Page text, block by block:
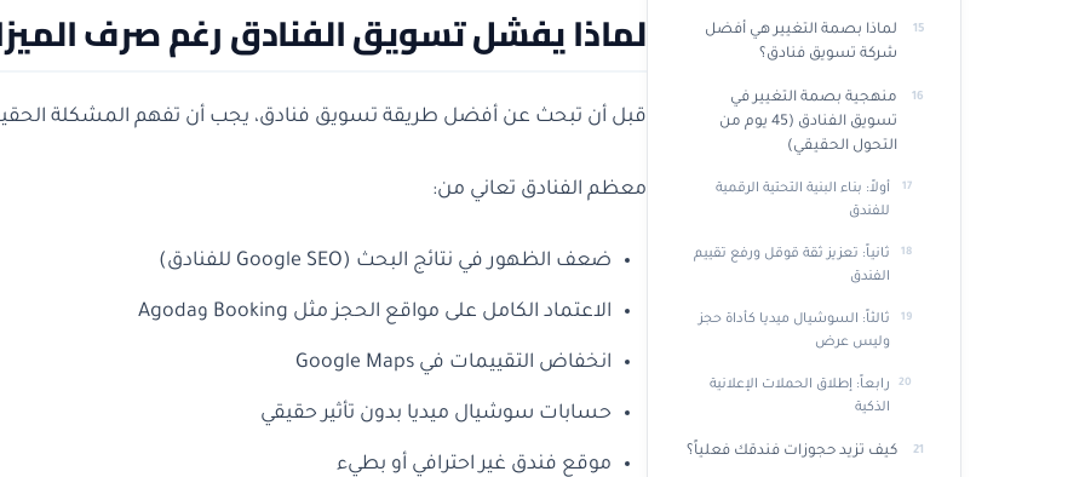
لماذا يفشل تسويق الفنادق رغم صرف
قبل أن تبحث عن أفضل طريقة تسويق فنادق، يجب أن تفهم المشكلة
معظم الفنادق تعاني من:
ضعف الظهور في نتائج البحث (Google SEO للفنادق)
الاعتماد الكامل على مواقع الحجز مثل Booking وAgoda
انخفاض التقييمات في Google Maps
حسابات سوشيال ميديا بدون تأثير حقيقي
موقع فندق غير احترافي أو بطيء
لماذا بصمة التغيير هي أفضل
شركة تسويق فنادق؟
منهجية بصمة التغيير في
تسويق الفنادق (45 يوم من
التحول الحقيقي)
أولاً: بناء البنية التحتية الرقمية
للفندق
ثانياً: تعزيز ثقة قوقل ورفع تقييم
الفندق
ثالثاً: السوشيال ميديا كأداة حجز
وليس عرض
رابعاً: إطلاق الحملات الإعلانية
الذكية
كيف تزيد حجوزات فندقك فعلياً؟